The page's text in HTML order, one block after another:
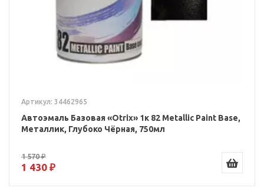
Артикул: 34462965
Автоэмаль Базовая «Otrix» 1к 82 Metallic Paint Base,
Металлик, Глубоко Чёрная, 750мл
1 570 ₽
1 430 ₽